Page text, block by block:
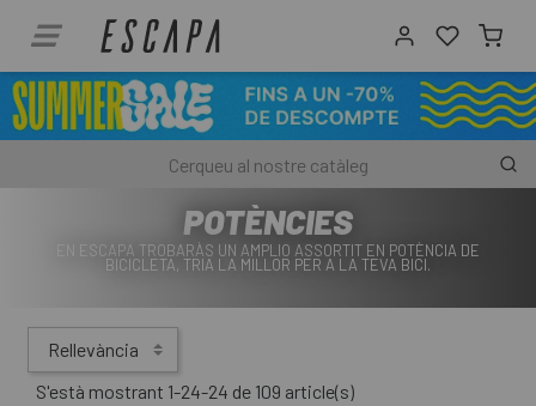
POTÈNCIES
EN ESCAPA TROBARÀS UN AMPLIO ASSORTIT EN POTÈNCIA DE
BICICLETA, TRIA LA MILLOR PER A LA TEVA BICI.
Rellevància
S'està mostrant 1-24-24 de 109 article(s)